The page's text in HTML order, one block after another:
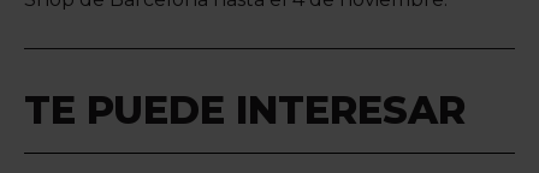
TE PUEDE INTERESAR